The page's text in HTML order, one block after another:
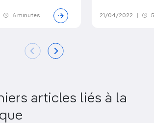
6 minutes 21/04/2022
articles liés à la